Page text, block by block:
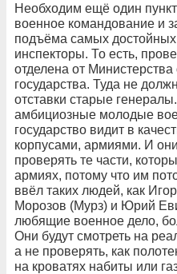
Необходим ещё один
военное командование и
подъёма самых
инспекторы. То есть,
отделена от
государства. Туда не
отставки старые
амбициозные молодые
государство видит в
корпусами, армиями. И
проверять те части,
армиях, потому что им
ввёл таких людей, как
Морозов (Мурз) и Юрий
любящие военное дело,
Они будут смотреть на
а не проверять, как
на кроватях набиты или